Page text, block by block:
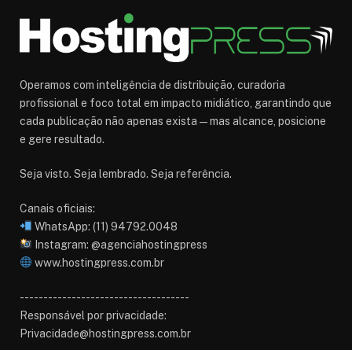
Operamos com inteligência de distribuição, curadoria
profissional e foco total em impacto midiático, garantindo que
cada publicação não apenas exista — mas alcance, posicione
e gere resultado.
Seja visto. Seja lembrado. Seja referência.
Canais oficiais:
WhatsApp: (11) 94792.0048
Instagram: @agenciahostingpress
www.hostingpress.com.br⁠
------------------------------------
Responsável por privacidade:
Privacidade@hostingpress.com.br